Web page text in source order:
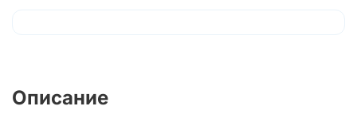
Описание